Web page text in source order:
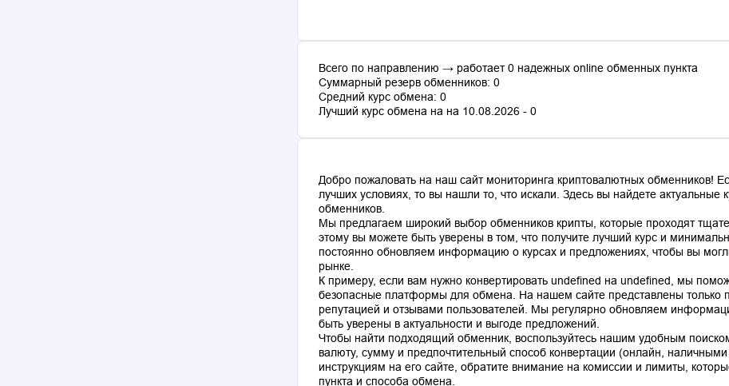
Всего по направлению → работает 0 надежных online обменных пункта
Суммарный резерв обменников: 0
Средний курс обмена: 0
Лучший курс обмена на на 10.08.2026 - 0
Добро пожаловать на наш сайт мониторинга криптовалютных обменников!
лучших условиях, то вы нашли то, что искали. Здесь вы найдете
обменников.
Мы предлагаем широкий выбор обменников крипты, которые проходят
этому вы можете быть уверены в том, что получите лучший курс и
постоянно обновляем информацию о курсах и предложениях, чтобы вы
рынке.
К примеру, если вам нужно конвертировать undefined на undefined, мы
безопасные платформы для обмена. На нашем сайте представлены
репутацией и отзывами пользователей. Мы регулярно обновляем
быть уверены в актуальности и выгоде предложений.
Чтобы найти подходящий обменник, воспользуйтесь нашим удобным
валюту, сумму и предпочтительный способ конвертации (онлайн,
инструкциям на его сайте, обратите внимание на комиссии и лимиты,
пункта и способа обмена.